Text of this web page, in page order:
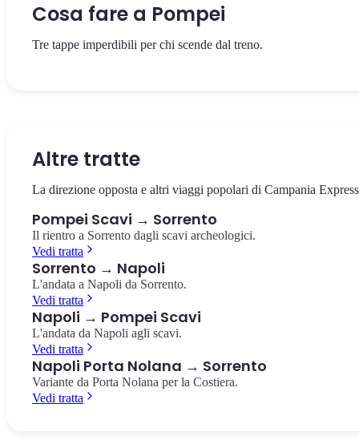
Cosa fare a Pompei
Tre tappe imperdibili per chi scende dal treno.
Altre tratte
La direzione opposta e altri viaggi popolari di Campania
Pompei Scavi → Sorrento
Il rientro a Sorrento dagli scavi archeologici.
Vedi tratta
Sorrento → Napoli
L'andata a Napoli da Sorrento.
Vedi tratta
Napoli → Pompei Scavi
L'andata da Napoli agli scavi.
Vedi tratta
Napoli Porta Nolana → Sorrento
Variante da Porta Nolana per la Costiera.
Vedi tratta